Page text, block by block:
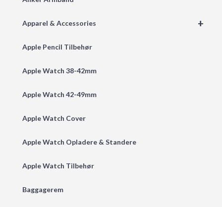
+
Apparel & Accessories
Apple Pencil Tilbehør
Apple Watch 38-42mm
Apple Watch 42-49mm
Apple Watch Cover
Apple Watch Opladere & Standere
Apple Watch Tilbehør
Baggagerem